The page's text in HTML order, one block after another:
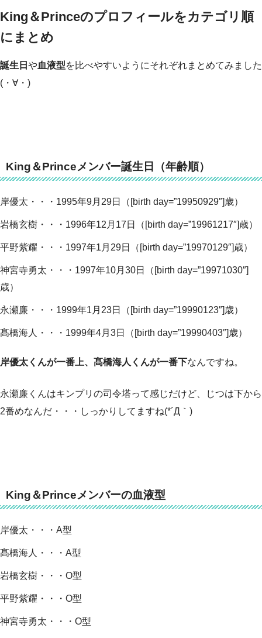
King＆Princeのプロフィールをカテゴリ順
にまとめ
誕生日 や血液型を比べやすいようにそれぞれまとめてみました
(・∀・)
King＆Princeメンバー誕生日（年齢順）
岸優太・・・1995年9月29日（[birth day=”19950929″]歳）
岩橋玄樹・・・1996年12月17日（[birth day=”19961217″]歳）
平野紫耀・・・1997年1月29日（[birth day=”19970129″]歳）
神宮寺勇太・・・1997年10月30日（[birth day=”19971030″]
歳）
永瀬廉・・・1999年1月23日（[birth day=”19990123″]歳）
髙橋海人・・・1999年4月3日（[birth day=”19990403″]歳）
岸優太くんが一番上、髙橋海人くんが一番下なんですね。
永瀬廉くんはキンプリの司令塔って感じだけど、じつは下から
2番めなんだ・・・しっかりしてますね(*´Д｀)
King＆Princeメンバーの血液型
岸優太・・・A型
髙橋海人・・・A型
岩橋玄樹・・・O型
平野紫耀・・・O型
神宮寺勇太・・・O型